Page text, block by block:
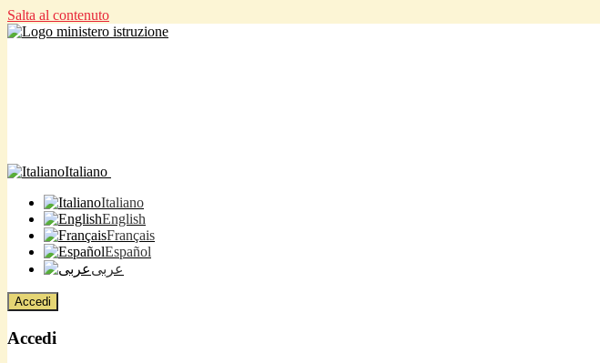
Salta al contenuto
Italiano
Italiano
English
Français
Español
عربى
Accedi
Accedi